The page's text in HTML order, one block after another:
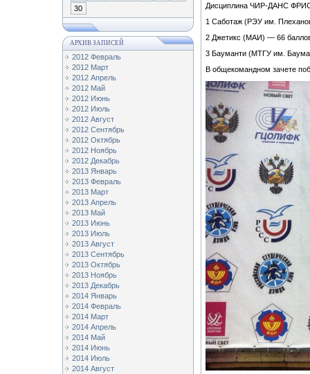
30
АРХИВ ЗАПИСЕЙ
2012 Февраль
2012 Март
2012 Апрель
2012 Май
2012 Июнь
2012 Июль
2012 Август
2012 Сентябрь
2012 Октябрь
2012 Ноябрь
2012 Декабрь
2013 Январь
2013 Февраль
2013 Март
2013 Апрель
2013 Май
2013 Июнь
2013 Июль
2013 Август
2013 Сентябрь
2013 Октябрь
2013 Ноябрь
2013 Декабрь
2014 Январь
2014 Февраль
2014 Март
2014 Апрель
2014 Май
2014 Июнь
2014 Июль
2014 Август
Дисциплина ЧИР-ДАНС
1 Саботаж (РЭУ им.
2 Джетикс (МАИ) — 66
3 Бауманти (МТГУ им.
В общекомандном зачете